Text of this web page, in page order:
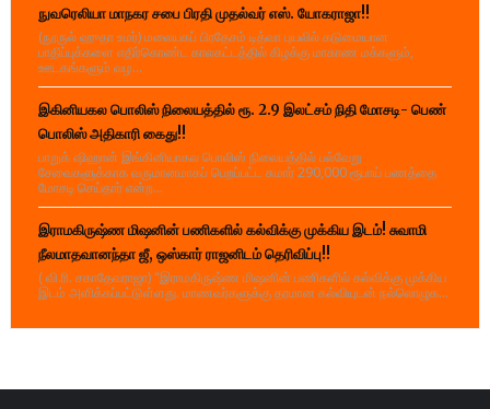
நுவரெலியா மாநகர சபை பிரதி முதல்வர் எஸ். யோகராஜா!!
(நூருல் ஹுதா உமர்) மலையகப் பிரதேசம் டித்வா புயலில் கடுமையான
பாதிப்புக்களை எதிர்கொண்ட காலகட்டத்தில் கிழக்கு மாகாண மக்களும்,
ஊடகங்களும் வழ...
இகினியகல பொலிஸ் நிலையத்தில் ரூ. 2.9 இலட்சம் நிதி மோசடி- பெண்
பொலிஸ் அதிகாரி கைது!!
பாறுக் ஷிஹான் இங்கினியாகல பொலிஸ் நிலையத்தில் பல்வேறு
சேவைகளுக்காக வருமானமாகப் பெறப்பட்ட சுமார் 290,000 ரூபாய் பணத்தை
மோசடி செய்தார் என்ற...
இராமகிருஷ்ண மிஷனின் பணிகளில் கல்விக்கு முக்கிய இடம்! சுவாமி
நீலமாதவானந்தா ஜீ, ஒஸ்கார் ராஜனிடம் தெரிவிப்பு!!
( வி.ரி. சகாதேவராஜா) "இராமகிருஷ்ண மிஷனின் பணிகளில் கல்விக்கு முக்கிய
இடம் அளிக்கப்பட்டுள்ளது. மாணவர்களுக்கு தரமான கல்வியுடன் நல்லொழுக...